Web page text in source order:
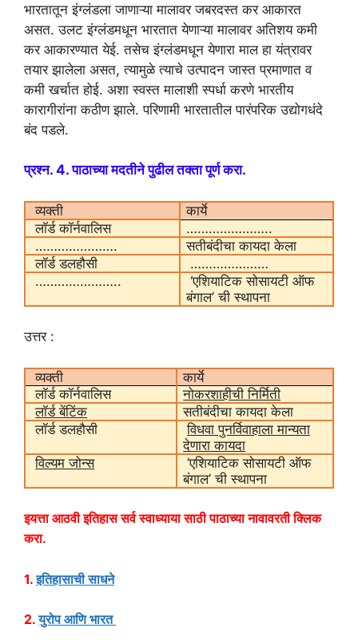
भारतातून इंग्लंडला जाणाऱ्या मालावर जबरदस्त कर आकारत
असत. उलट इंग्लंडमधून भारतात येणाऱ्या मालावर अतिशय कमी
कर आकारण्यात येई. तसेच इंग्लंडमधून येणारा माल हा यंत्रावर
तयार झालेला असत, त्यामुळे त्याचे उत्पादन जास्त प्रमाणात व
कमी खर्चात होई. अशा स्वस्त मालाशी स्पर्धा करणे भारतीय
कारागीरांना कठीण झाले. परिणामी भारतातील पारंपरिक उद्योगधंदे
बंद पडले.
प्रश्न. 4. पाठाच्या मदतीने पुढील तक्ता पूर्ण करा.
व्यक्ती
कार्ये
लॉर्ड कॉर्नवालिस
…………………..
………………….
सतीबंदीचा कायदा केला
लॉर्ड डलहौसी
…………………
…………………..
‘एशियाटिक सोसायटी ऑफ
बंगाल’ ची स्थापना
उत्तर :
व्यक्ती
कार्ये
लॉर्ड कॉर्नवालिस
नोकरशाहीची निर्मिती
लॉर्ड बेंटिंक
सतीबंदीचा कायदा केला
लॉर्ड डलहौसी
विधवा पुनर्विवाहाला मान्यता
देणारा कायदा
विल्यम जोन्स
‘एशियाटिक सोसायटी ऑफ
बंगाल’ ची स्थापना
इयत्ता आठवी इतिहास सर्व स्वाध्याया साठी पाठाच्या नावावरती क्लिक
करा.
1.इतिहासाची साधने
2.युरोप आणि भारत